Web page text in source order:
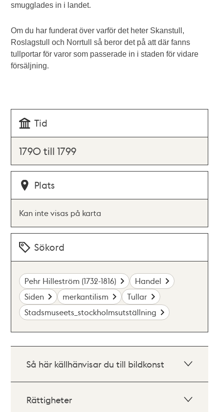
smugglades in i landet.
Om du har funderat över varför det heter Skanstull,
Roslagstull och Norrtull så beror det på att där fanns
tullportar för varor som passerade in i staden för vidare
försäljning.
Tid
1790 till 1799
Plats
Kan inte visas på karta
Sökord
Pehr Hilleström (1732-1816)
Handel
Siden
merkantilism
Tullar
Stadsmuseets_stockholmsutställning
Så här källhänvisar du till bildkonst
Rättigheter